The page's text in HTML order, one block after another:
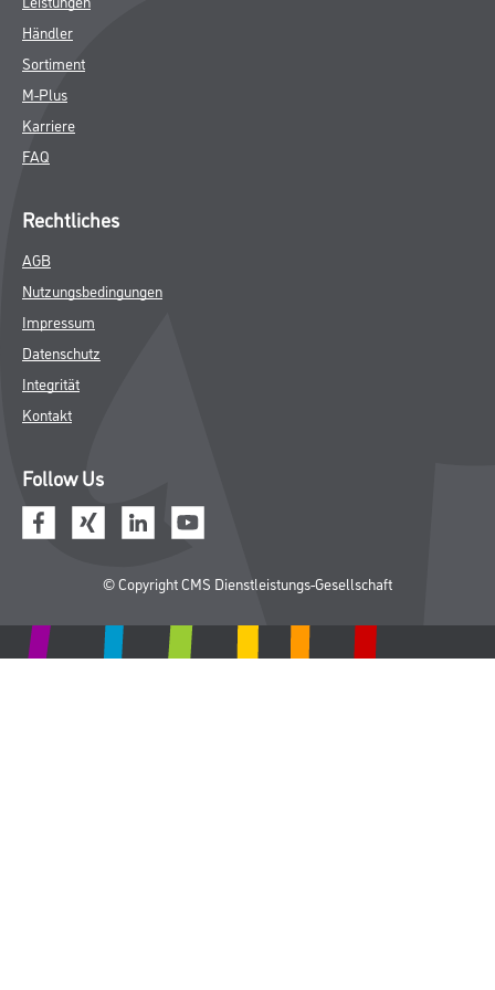
Händler
Sortiment
M-Plus
Karriere
FAQ
Rechtliches
AGB
Nutzungsbedingungen
Impressum
Datenschutz
Integrität
Kontakt
Follow Us
© Copyright CMS Dienstleistungs-Gesellschaft